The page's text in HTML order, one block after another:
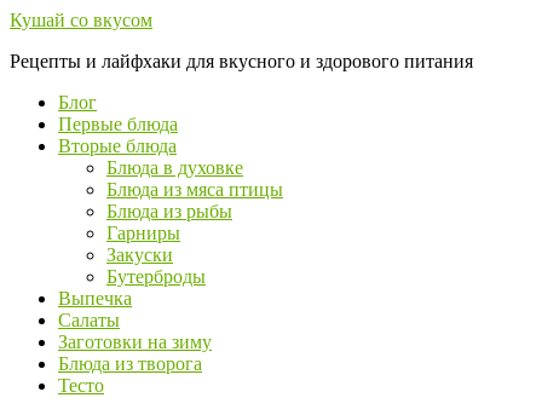
Перейти
контенту
Кушай со вкусом
Рецепты и лайфхаки для вкусного и здорового питания
Блог
Первые блюда
Вторые блюда
Блюда в духовке
Блюда из мяса птицы
Блюда из рыбы
Гарниры
Закуски
Бутерброды
Выпечка
Салаты
Заготовки на зиму
Блюда из творога
Тесто